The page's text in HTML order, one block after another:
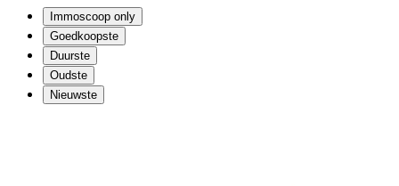
Immoscoop only
Goedkoopste
Duurste
Oudste
Nieuwste